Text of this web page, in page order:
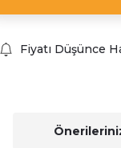
Fiyatı Düşünce